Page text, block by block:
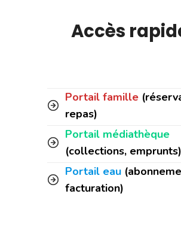
Accès
Portail famille
repas)
Portail médiathèque
(collections, emprunts)
Portail eau
facturation)